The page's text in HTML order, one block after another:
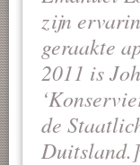
zijn
geraakte
2011 is
de
Duitsland.]